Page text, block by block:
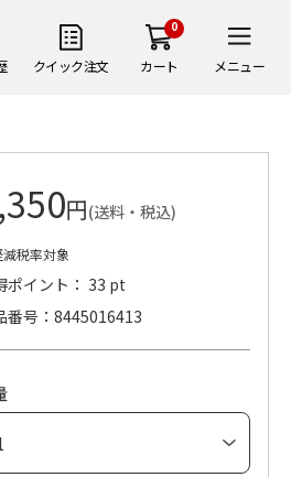
クイック注文
0
カート メニュー
円(送料・税込)
税率対象
ポイント： 33 pt
番号
8445016413